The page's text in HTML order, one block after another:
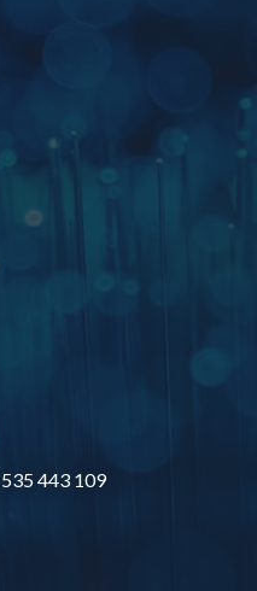
535 443 109